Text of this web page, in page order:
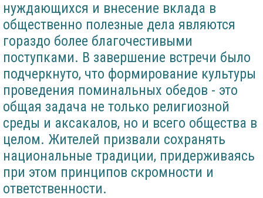
нуждающихся и внесение вклада в
общественно полезные дела являются
гораздо более благочестивыми
поступками. В завершение встречи было
подчеркнуто, что формирование культуры
проведения поминальных обедов - это
общая задача не только религиозной
среды и аксакалов, но и всего общества в
целом. Жителей призвали сохранять
национальные традиции, придерживаясь
при этом принципов скромности и
ответственности.